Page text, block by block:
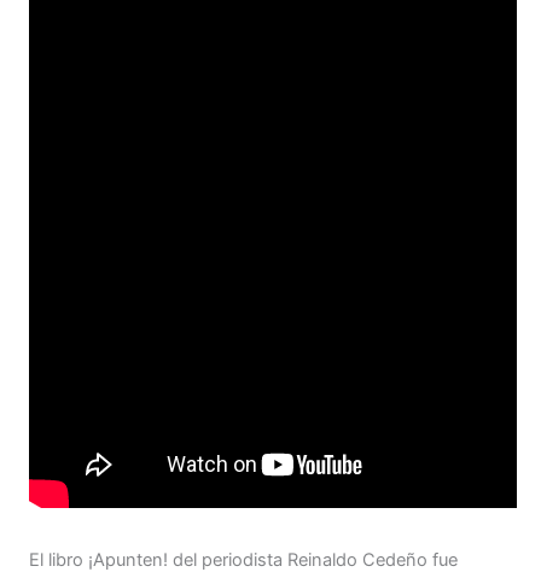
El libro ¡Apunten! del periodista Reinaldo Cedeño fue